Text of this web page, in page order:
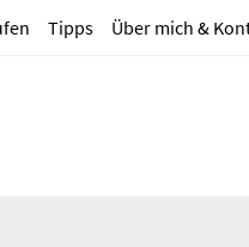
Tipps Über mich &